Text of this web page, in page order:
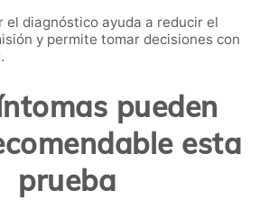
el diagnóstico ayuda a reducir el
y permite tomar decisiones con
pueden
esta
prueba